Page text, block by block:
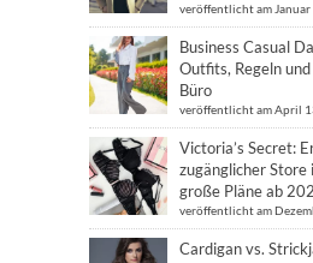
veröffentlicht am
Business Casual
Outfits, Regeln
Büro
veröffentlicht am April
Victoria’s Secret:
zugänglicher Store
große Pläne ab
veröffentlicht am
Cardigan vs.